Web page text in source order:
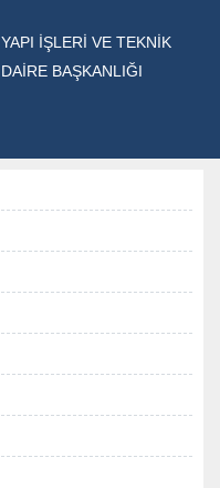
YAPI İŞLERİ VE TEKNİK
DAİRE BAŞKANLIĞI